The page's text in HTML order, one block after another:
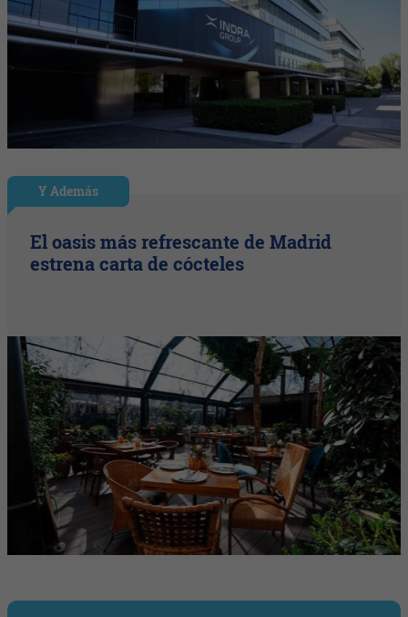
Y Además
El oasis más refrescante de Madrid
estrena carta de cócteles